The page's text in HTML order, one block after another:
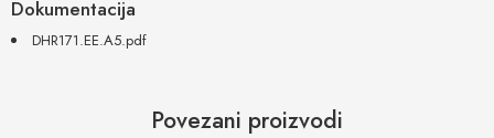
Dokumentacija
DHR171.EE.A5.pdf
Povezani proizvodi